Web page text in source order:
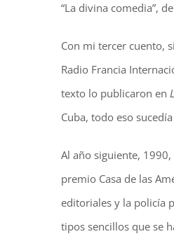
“La divina comedia”,
Con mi tercer cuento,
Radio Francia
texto lo publicaron en
Cuba, todo eso
Al año siguiente,
premio Casa de las
editoriales y la policía
tipos sencillos que se